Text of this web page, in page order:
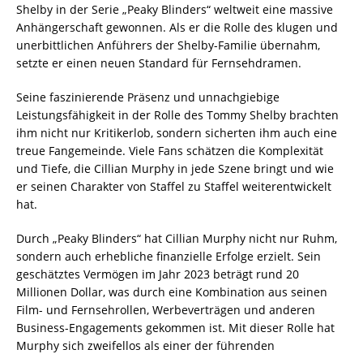
Shelby in der Serie „Peaky Blinders“ weltweit eine massive
Anhängerschaft gewonnen. Als er die Rolle des klugen und
unerbittlichen Anführers der Shelby-Familie übernahm,
setzte er einen neuen Standard für Fernsehdramen.
Seine faszinierende Präsenz und unnachgiebige
Leistungsfähigkeit in der Rolle des Tommy Shelby brachten
ihm nicht nur Kritikerlob, sondern sicherten ihm auch eine
treue Fangemeinde. Viele Fans schätzen die Komplexität
und Tiefe, die Cillian Murphy in jede Szene bringt und wie
er seinen Charakter von Staffel zu Staffel weiterentwickelt
hat.
Durch „Peaky Blinders“ hat Cillian Murphy nicht nur Ruhm,
sondern auch erhebliche finanzielle Erfolge erzielt. Sein
geschätztes Vermögen im Jahr 2023 beträgt rund 20
Millionen Dollar, was durch eine Kombination aus seinen
Film- und Fernsehrollen, Werbeverträgen und anderen
Business-Engagements gekommen ist. Mit dieser Rolle hat
Murphy sich zweifellos als einer der führenden